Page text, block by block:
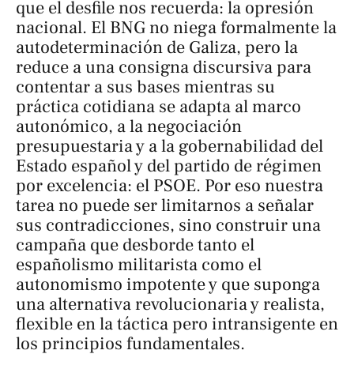
que el desfile nos recuerda: la opresión
nacional. El BNG no niega formalmente la
autodeterminación de Galiza, pero la
reduce a una consigna discursiva para
contentar a sus bases mientras su
práctica cotidiana se adapta al marco
autonómico, a la negociación
presupuestaria y a la gobernabilidad del
Estado español y del partido de régimen
por excelencia: el PSOE. Por eso nuestra
tarea no puede ser limitarnos a señalar
sus contradicciones, sino construir una
campaña que desborde tanto el
españolismo militarista como el
autonomismo impotente y que suponga
una alternativa revolucionaria y realista,
flexible en la táctica pero intransigente en
los principios fundamentales.